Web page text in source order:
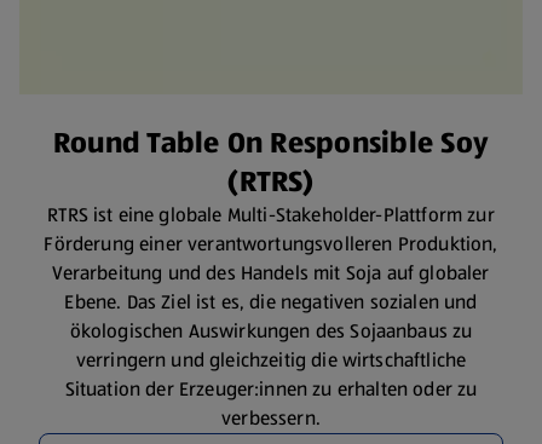
Round Table On Responsible Soy
(RTRS)
RTRS ist eine globale Multi-Stakeholder-Plattform zur
Förderung einer verantwortungsvolleren Produktion,
Verarbeitung und des Handels mit Soja auf globaler
Ebene. Das Ziel ist es, die negativen sozialen und
ökologischen Auswirkungen des Sojaanbaus zu
verringern und gleichzeitig die wirtschaftliche
Situation der Erzeuger:innen zu erhalten oder zu
verbessern.